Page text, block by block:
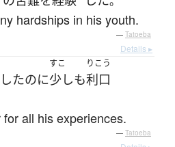
hardships in his youth.
— Tatoeba
Details ▸
したのに
すこ
少しも
りこう
利口
all his experiences.
— Tatoeba